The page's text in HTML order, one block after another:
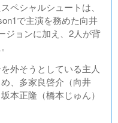
ペシャルシュートは、
で主演を務めた向井
ジョンに加え、2人が背
外そうとしている主人
、多家良啓介（向井
本正隆（橋本じゅん）